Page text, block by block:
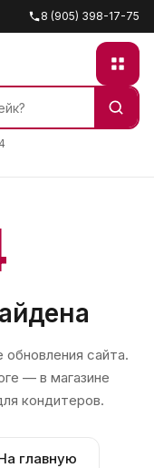
8 (905) 398-17-75
сайта.
— в магазине
кондитеров.
главную